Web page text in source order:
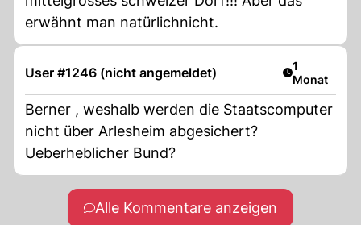
erwähnt man natürlichnicht.
User #1246 (nicht angemeldet) Artikel
1
Monat
Berner , weshalb werden die Staatscomputer
nicht über Arlesheim abgesichert?
Ueberheblicher Bund?
Alle Kommentare anzeigen